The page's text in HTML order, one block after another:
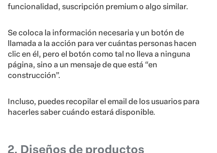
funcionalidad, suscripción premium o algo similar.
Se coloca la información necesaria y un botón de
llamada a la acción para ver cuántas personas hacen
clic en él, pero el botón como tal no lleva a ninguna
página, sino a un mensaje de que está “en
construcción”.
Incluso, puedes recopilar el email de los usuarios para
hacerles saber cuándo estará disponible.
2. Diseños de productos